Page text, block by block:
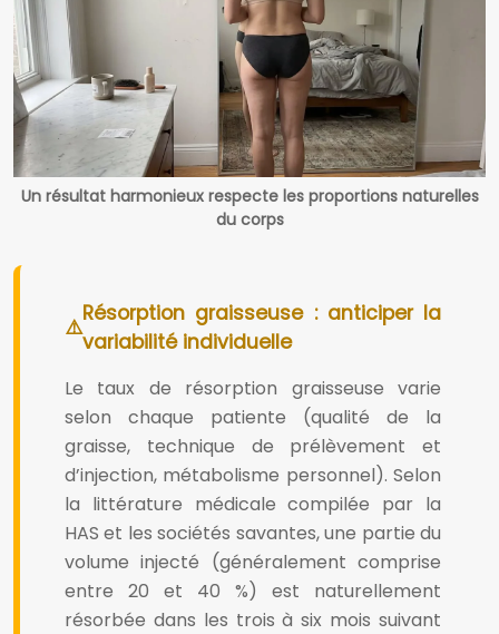
Un résultat harmonieux respecte les proportions naturelles
du corps
Résorption graisseuse : anticiper la
variabilité individuelle
Le taux de résorption graisseuse varie
selon chaque patiente (qualité de la
graisse, technique de prélèvement et
d’injection, métabolisme personnel). Selon
la littérature médicale compilée par la
HAS et les sociétés savantes, une partie du
volume injecté (généralement comprise
entre 20 et 40 %) est naturellement
résorbée dans les trois à six mois suivant